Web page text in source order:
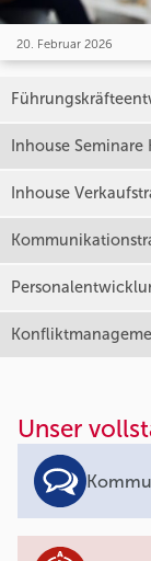
20. Februar 2026
Inhouse Seminare
Inhouse
Unser